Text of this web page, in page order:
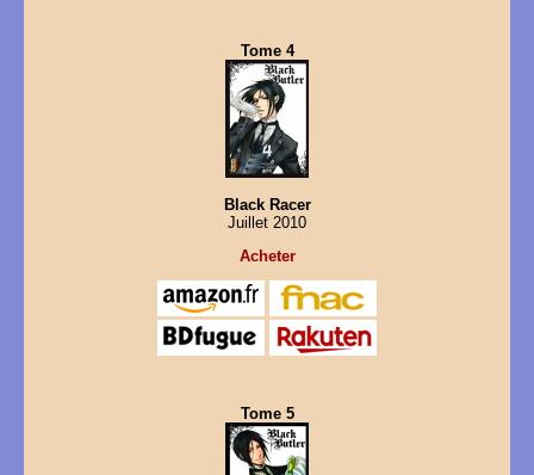
Tome 4
Black Racer
Juillet 2010
Acheter
Tome 5